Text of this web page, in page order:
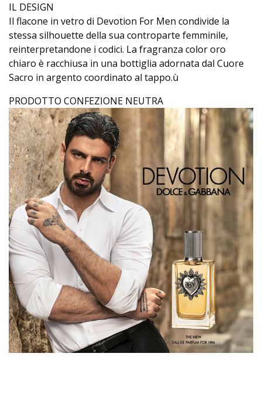
IL DESIGN
Il flacone in vetro di Devotion For Men condivide la
stessa silhouette della sua controparte femminile,
reinterpretandone i codici. La fragranza color oro
chiaro è racchiusa in una bottiglia adornata dal Cuore
Sacro in argento coordinato al tappo.ù
PRODOTTO CONFEZIONE NEUTRA